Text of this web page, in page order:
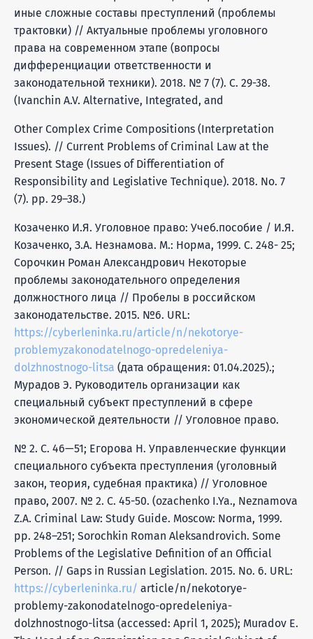
иные сложные составы преступлений (проблемы
трактовки) // Актуальные проблемы уголовного
права на современном этапе (вопросы
дифференциации ответственности и
законодательной техники). 2018. № 7 (7). С. 29-38.
(Ivanchin A.V. Alternative, Integrated, and
Other Complex Crime Compositions (Interpretation
Issues). // Current Problems of Criminal Law at the
Present Stage (Issues of Differentiation of
Responsibility and Legislative Technique). 2018. No. 7
(7). pp. 29–38.)
Козаченко И.Я. Уголовное право: Учеб.пособие / И.Я.
Козаченко, З.А. Незнамова. М.: Норма, 1999. С. 248- 25;
Сорочкин Роман Александрович Некоторые
проблемы законодательного определения
должностного лица // Пробелы в российском
законодательстве. 2015. №6. URL:
https://cyberleninka.ru/article/n/nekotorye-
problemyzakonodatelnogo-opredeleniya-
dolzhnostnogo-litsa (дата обращения: 01.04.2025).;
Мурадов Э. Руководитель организации как
специальный субъект преступлений в сфере
экономической деятельности // Уголовное право.
№ 2. С. 46—51; Егорова Н. Управленческие функции
специального субъекта преступления (уголовный
закон, теория, судебная практика) // Уголовное
право, 2007. № 2. С. 45-50. (ozachenko I.Ya., Neznamova
Z.A. Criminal Law: Study Guide. Moscow: Norma, 1999.
pp. 248–251; Sorochkin Roman Aleksandrovich. Some
Problems of the Legislative Definition of an Official
Person. // Gaps in Russian Legislation. 2015. No. 6. URL:
https://cyberleninka.ru/ article/n/nekotorye-
problemy-zakonodatelnogo-opredeleniya-
dolzhnostnogo-litsa (accessed: April 1, 2025); Muradov E.